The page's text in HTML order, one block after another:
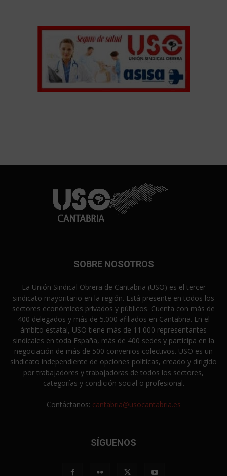
SOBRE NOSOTROS
La Unión Sindical Obrera de Cantabria (USO) es el tercer
sindicato mayoritario en la región. Está presente en todos los
sectores económicos privados y públicos. Cuenta con más de
400 delegados y más de 5.000 afiliados en Cantabria. En el
ámbito estatal, USO tiene más de 11.000 representantes
sindicales en toda España, más de 400 sedes y participa en la
negociación de más de 500 convenios colectivos. USO es un
sindicato independiente de opciones políticas, creado y dirigido
por trabajadores y trabajadoras de todos los sectores,
categorías y condición social o profesional.
Contáctanos: cantabria@usocantabria.es
SÍGUENOS